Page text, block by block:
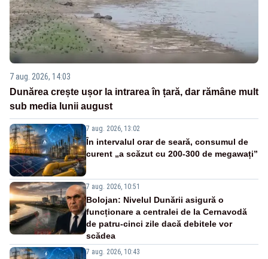
7 aug. 2026, 14:03
Dunărea crește ușor la intrarea în țară, dar rămâne mult
sub media lunii august
7 aug. 2026, 13:02
În intervalul orar de seară, consumul de
curent „a scăzut cu 200-300 de megawați”
7 aug. 2026, 10:51
Bolojan: Nivelul Dunării asigură o
funcționare a centralei de la Cernavodă
de patru-cinci zile dacă debitele vor
scădea
7 aug. 2026, 10:43